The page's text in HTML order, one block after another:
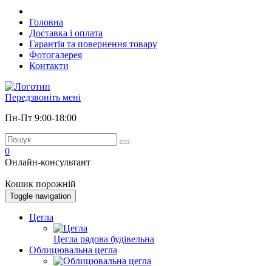
Головна
Доставка і оплата
Гарантія та повернення товару
Фотогалерея
Контакти
Передзвоніть мені
Пн-Пт 9:00-18:00
0
Онлайн-консультант
Кошик порожній
Toggle navigation
Цегла
Цегла рядова будівельна
Облицювальна цегла